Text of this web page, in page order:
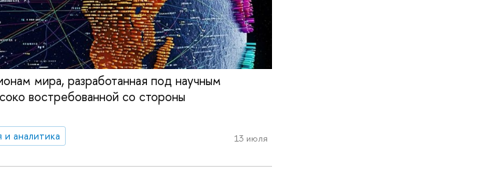
мира, разработанная под научным
востребованной со стороны
и аналитика 13 июля